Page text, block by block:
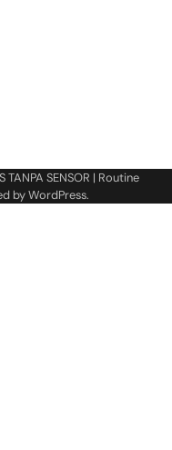
TANPA SENSOR | Routine
byWordPress.